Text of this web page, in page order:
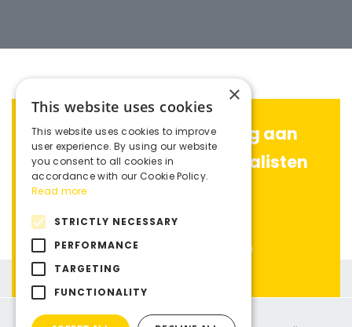
Advies nodig? Stel uw vraag aan
één van onze productspecialisten
Contact
×
This website uses cookies
This website uses cookies to improve
user experience. By using our website
you consent to all cookies in
accordance with our Cookie Policy.
Read more
STRICTLY NECESSARY
PERFORMANCE
TARGETING
FUNCTIONALITY